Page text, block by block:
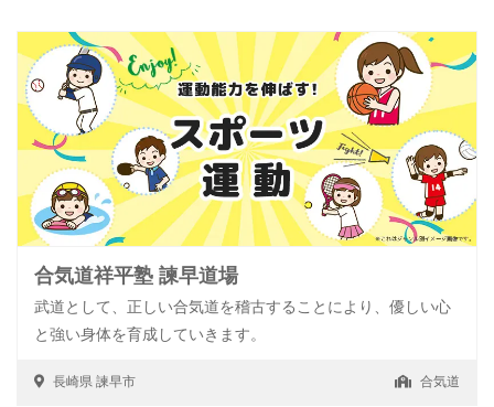
合気道祥平塾 諫早道場
武道として、正しい合気道を稽古することにより、優しい心
と強い身体を育成していきます。
長崎県 諫早市 合気道